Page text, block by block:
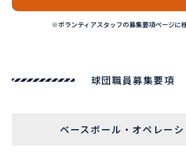
※ボランティアスタッフの募集要項ページに
球団職員募集要項
ベースボール・オペレー